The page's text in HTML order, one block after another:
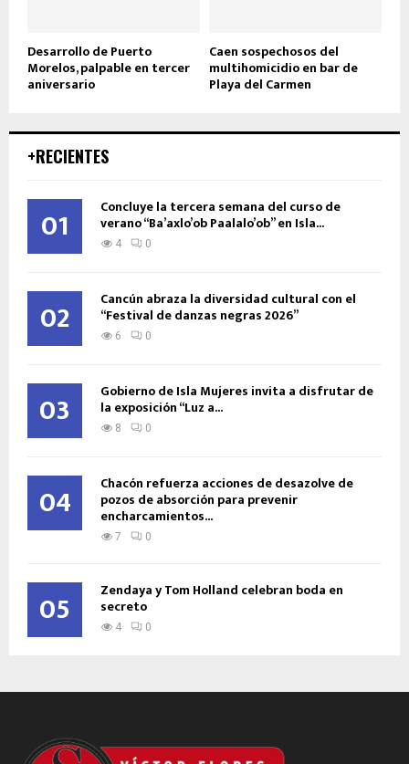
Desarrollo de Puerto
Morelos, palpable en tercer
aniversario
Caen sospechosos del
multihomicidio en bar de
Playa del Carmen
+RECIENTES
01 Concluye la tercera semana del curso de
verano “Ba’axlo’ob Paalalo’ob” en Isla...
4 0
02 Cancún abraza la diversidad cultural con el
“Festival de danzas negras 2026”
6 0
03 Gobierno de Isla Mujeres invita a disfrutar de
la exposición “Luz a...
8 0
04 Chacón refuerza acciones de desazolve de
pozos de absorción para prevenir
encharcamientos...
7 0
05 Zendaya y Tom Holland celebran boda en
secreto
4 0